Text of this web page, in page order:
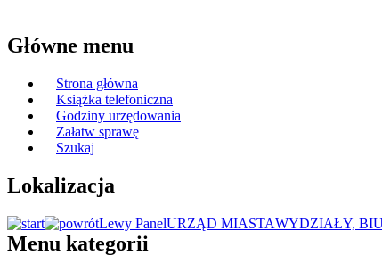
Główne menu
Strona główna
Książka telefoniczna
Godziny urzędowania
Załatw sprawę
Szukaj
Lokalizacja
Lewy PanelURZĄD MIASTAWYDZIAŁY,
Menu kategorii